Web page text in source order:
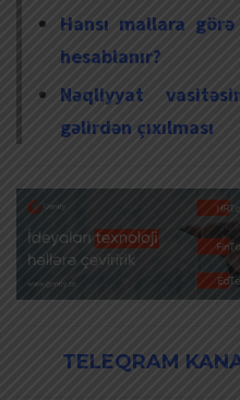
Hansı mallara
hesablanır?
Nəqliyyat
gəlirdən çıxılması
TELEQRAM